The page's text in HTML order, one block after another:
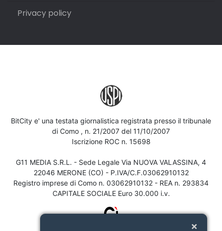
Privacy policy
BitCity e' una testata giornalistica registrata presso il tribunale
di Como , n. 21/2007 del 11/10/2007
Iscrizione ROC n. 15698
G11 MEDIA S.R.L. - Sede Legale Via NUOVA VALASSINA, 4
22046 MERONE (CO) - P.IVA/C.F.03062910132
Registro imprese di Como n. 03062910132 - REA n. 293834
CAPITALE SOCIALE Euro 30.000 i.v.